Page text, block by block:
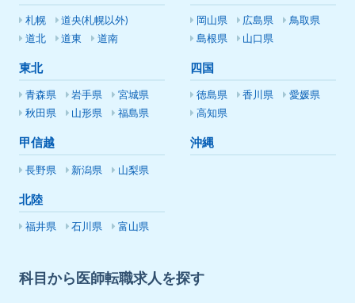
札幌
道央(札幌以外)
道北
道東 道南
東北
青森県 岩手県
宮城県
秋田県
山形県 福島県
甲信越
長野県 新潟県 山梨県
北陸
福井県 石川県 富山県
岡山県 広島県
鳥取県
島根県
山口県
四国
徳島県 香川県
愛媛県
高知県
沖縄
科目から医師転職求人を探す